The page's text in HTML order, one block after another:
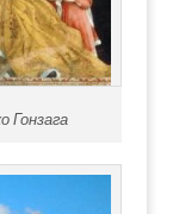
Гонзага